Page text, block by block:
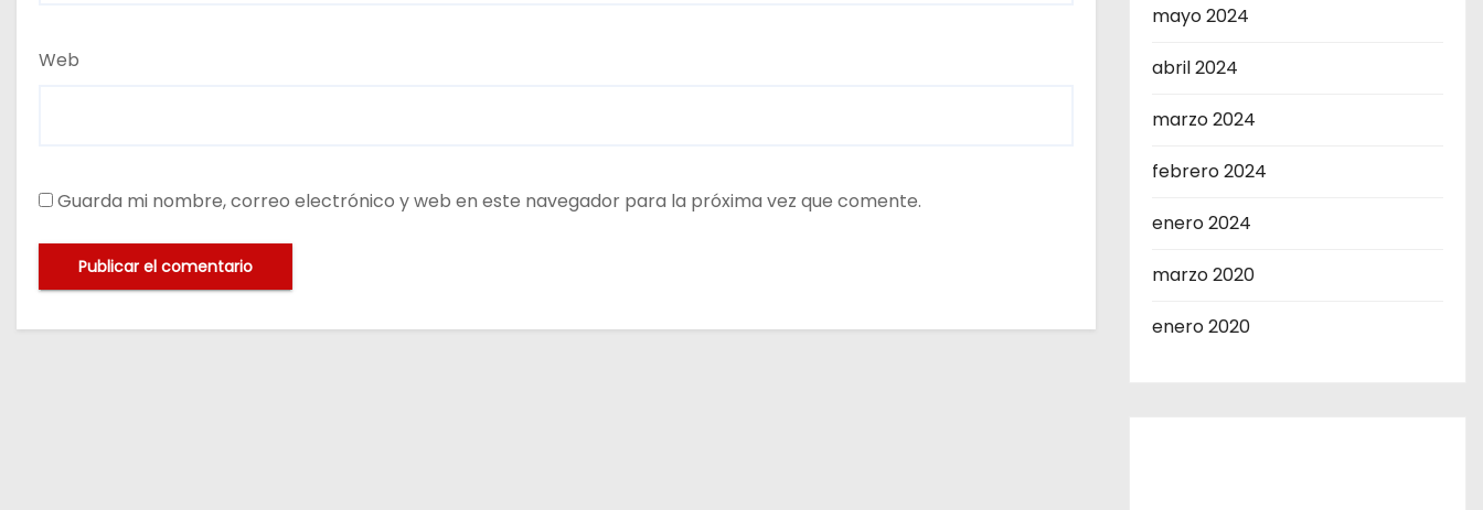
Web
Guarda mi nombre, correo electrónico y web en este navegador para la próxima vez que comente.
mayo 2024
abril 2024
marzo 2024
febrero 2024
enero 2024
marzo 2020
enero 2020